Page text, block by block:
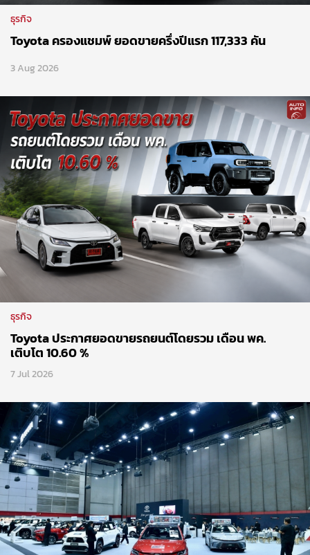
ธุรกิจ
Toyota ครองแชมพ์ ยอดขายครึ่งปีแรก 117,333 คัน
3 Aug 2026
ธุรกิจ
Toyota ประกาศยอดขายรถยนต์โดยรวม เดือน พค.
เติบโต 10.60 %
7 Jul 2026